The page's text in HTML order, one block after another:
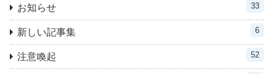
お知らせ 33
新しい記事集 6
注意喚起 52